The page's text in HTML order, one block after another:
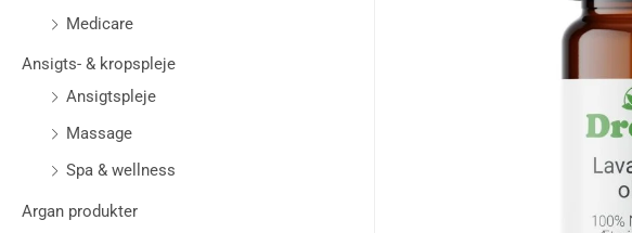
Medicare
Ansigts- & kropspleje
Ansigtspleje
Massage
Spa & wellness
Argan produkter